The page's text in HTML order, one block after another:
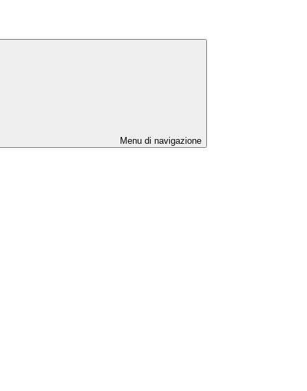
Menu di navigazione